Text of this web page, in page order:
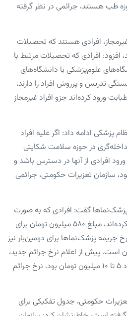
طب هستند، جرائمی در نظر گرفته
افرادی هستند که تحصیلات
افزود: افرادی که تحصیلات مرتبط با
علوم‌پزشکی یا دانشگاه‌های
تدریس و پرروش افراد را دارند،
ورود کرده‌اند جزو افراد غیرمجاز
پزشکی ادامه داد: اگر علیه افراد
مداخله‌گری در حوزه سلامت شکایتی
افرادی از آنها در دسترس باشد و
سازمان تعزیرات حکومتی، جرائمی
گفت: افرادی که به صورت
غیرمجاز به حوز سلامت ورود کرده‌اند، مبلغ ۵۸۰ میلیون تومان برای
پزشک‌نماها برای دومین‌بار نیز
میلیون تومان است. پیش از اعلام نرخ جرائم جدید،
مبلغ جریمه پزشک‌نماها حدود ۵ تا ۱۰ میلیون تومان بود. نرخ جرائم
تعزیرات حکومتی، جدول تفکیکی برای